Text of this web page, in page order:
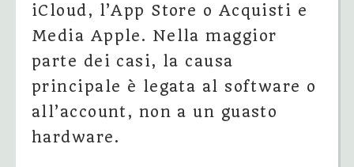
iCloud, l’App Store o Acquisti e
Media Apple. Nella maggior
parte dei casi, la causa
principale è legata al software o
all’account, non a un guasto
hardware.